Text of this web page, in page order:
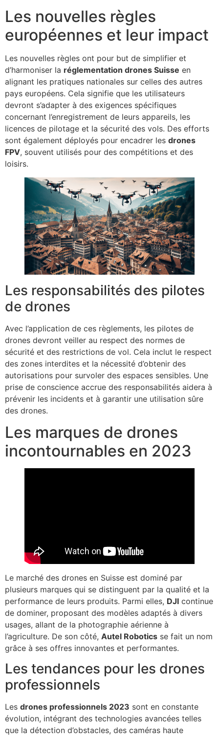
Les nouvelles règles
européennes et leur impact
Les nouvelles règles ont pour but de simplifier et
d’harmoniser la réglementation drones Suisse en
alignant les pratiques nationales sur celles des autres
pays européens. Cela signifie que les utilisateurs
devront s’adapter à des exigences spécifiques
concernant l’enregistrement de leurs appareils, les
licences de pilotage et la sécurité des vols. Des efforts
sont également déployés pour encadrer les drones
FPV, souvent utilisés pour des compétitions et des
loisirs.
Les responsabilités des pilotes
de drones
Avec l’application de ces règlements, les pilotes de
drones devront veiller au respect des normes de
sécurité et des restrictions de vol. Cela inclut le respect
des zones interdites et la nécessité d’obtenir des
autorisations pour survoler des espaces sensibles. Une
prise de conscience accrue des responsabilités aidera à
prévenir les incidents et à garantir une utilisation sûre
des drones.
Les marques de drones
incontournables en 2023
Le marché des drones en Suisse est dominé par
plusieurs marques qui se distinguent par la qualité et la
performance de leurs produits. Parmi elles, DJI continue
de dominer, proposant des modèles adaptés à divers
usages, allant de la photographie aérienne à
l’agriculture. De son côté, Autel Robotics se fait un nom
grâce à ses offres innovantes et performantes.
Les tendances pour les drones
professionnels
Les drones professionnels 2023 sont en constante
évolution, intégrant des technologies avancées telles
que la détection d’obstacles, des caméras haute